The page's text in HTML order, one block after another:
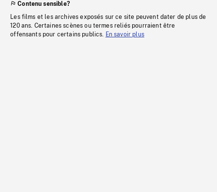
Contenu sensible?
Les films et les archives exposés sur ce site peuvent dater de plus de
120 ans. Certaines scènes ou termes reliés pourraient être
offensants pour certains publics. En savoir plus